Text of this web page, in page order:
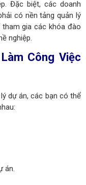
Đặc biệt, các doanh
có nền tảng quản lý
gia các khóa đào
nghiệp.
Công Việc
dự án, các bạn có thể
án.